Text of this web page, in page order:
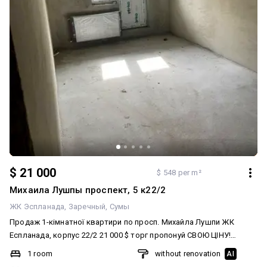
$ 21 000 $ 548 per m²
Михаила Лушпы проспект, 5 к22/2
ЖК Эспланада Заречный Сумы
Продаж 1-кімнатної квартири по просп. Михайла Лушпи ЖК
Еспланада, корпус 22/2 21 000 $ торг пропонуй СВОЮ ЦІНУ!
Працюємо за державними програмами: єВідновлення/єОселя/
1 room
without renovation AI